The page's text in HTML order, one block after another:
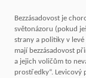
Bezzásadovost je
světonázoru (pokud
strany a politiky v
mají bezzásadovost
a jejich voličům to
prostředky“. Levicový